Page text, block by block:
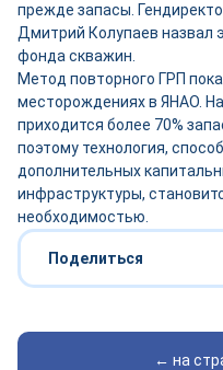
прежде запасы.
Дмитрий Колупаев назвал
фонда скважин.
Метод повторного ГРП
месторождениях в ЯНАО.
приходится более 70%
поэтому технология,
дополнительных
инфраструктуры,
необходимостью.
Поделиться
← на